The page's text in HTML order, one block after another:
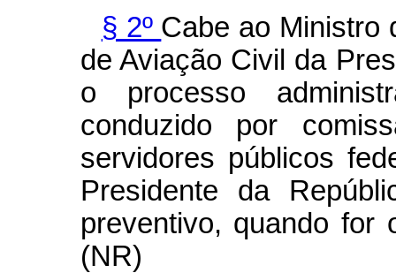
§ 2º Cabe ao Ministro
de Aviação Civil da
o processo
conduzido por
servidores públicos
Presidente da
preventivo, quando for
(NR)